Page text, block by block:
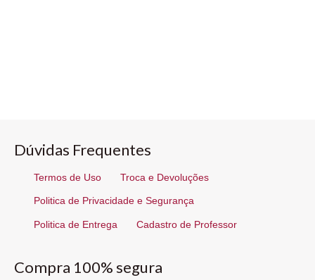
Dúvidas Frequentes
Termos de Uso Troca e Devoluções
Politica de Privacidade e Segurança
Politica de Entrega Cadastro de Professor
Compra 100% segura